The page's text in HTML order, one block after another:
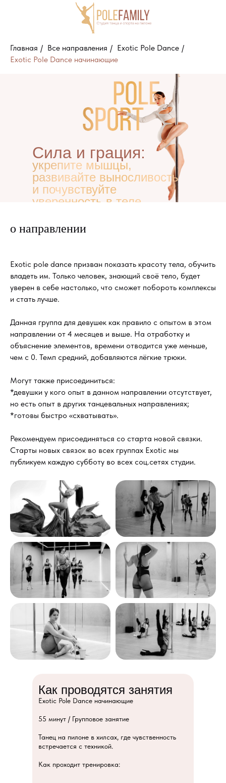
Блог
Направления Тренеры О студии
Главная / Все направления / Exotic Pole Dance /
Exotic Pole Dance начинающие
укрепите мышцы,
развивайте выносливость
и почувствуйте
уверенность в теле
Сила и грация:
о направлении
Exotic pole dance призван показать красоту тела, обучить
владеть им. Только человек, знающий своё тело, будет
уверен в себе настолько, что сможет побороть комплексы
и стать лучше.
Данная группа для девушек как правило с опытом в этом
направлении от 4 месяцев и выше. На отработку и
объяснение элементов, времени отводится уже меньше,
чем с 0. Темп средний, добавляются лёгкие трюки.
Могут также присоединиться:
*девушки у кого опыт в данном направлении отсутствует,
но есть опыт в других танцевальных направлениях;
*готовы быстро «схватывать».
Рекомендуем присоединяться со старта новой связки.
Старты новых связок во всех группах Exotic мы
публикуем каждую субботу во всех соц.сетях студии.
Как проводятся занятия
Exotic Pole Dance начинающие
55 минут / Групповое занятие
Танец на пилоне в хилсах, где чувственность
встречается с техникой.
Как проходит тренировка: